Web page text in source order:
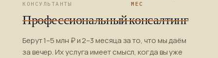
КОНСУЛЬТАНТЫ
МЕС
Профессиональный консалтинг
Берут 1–5 млн ₽ и 2–3 месяца за то, что мы даём
за вечер. Их услуга имеет смысл, когда вы уже